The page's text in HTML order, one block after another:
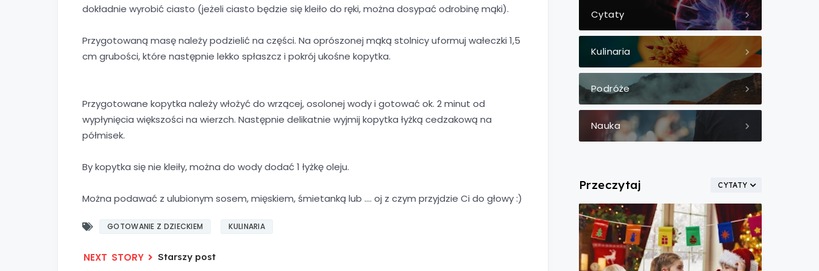
dokładnie wyrobić ciasto (jeżeli ciasto będzie się kleiło do ręki, można dosypać odrobinę mąki).
Przygotowaną masę należy podzielić na części. Na oprószonej mąką stolnicy uformuj wałeczki 1,5
cm grubości, które następnie lekko spłaszcz i pokrój ukośne kopytka.
Przygotowane kopytka należy włożyć do wrzącej, osolonej wody i gotować ok. 2 minut od
wypłynięcia większości na wierzch. Następnie delikatnie wyjmij kopytka łyżką cedzakową na
półmisek.
By kopytka się nie kleiły, można do wody dodać 1 łyżkę oleju.
Można podawać z ulubionym sosem, mięskiem, śmietanką lub .... oj z czym przyjdzie Ci do głowy :)
GOTOWANIE Z DZIECKIEM KULINARIA
Starszy post
Cytaty
Kulinaria
Podróże
Nauka
CYTATY
Przeczytaj